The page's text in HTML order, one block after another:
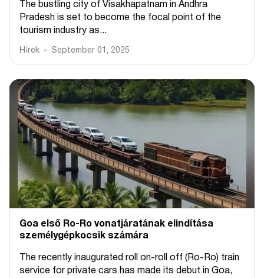
The bustling city of Visakhapatnam in Andhra
Pradesh is set to become the focal point of the
tourism industry as...
Hírek September 01, 2025
Goa első Ro-Ro vonatjáratának elindítása
személygépkocsik számára
The recently inaugurated roll on-roll off (Ro-Ro) train
service for private cars has made its debut in Goa,